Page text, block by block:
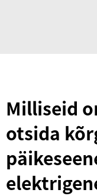
Milliseid
otsida